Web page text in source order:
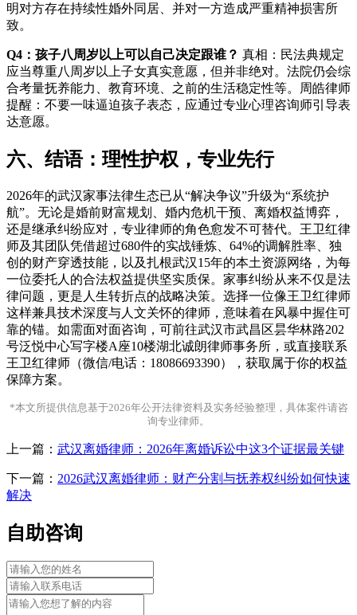
明对方存在持续性婚外同居、并对一方造成严重精神损害所
致。
Q4：孩子八周岁以上可以自己决定跟谁？ 真相：民法典规定
应当尊重八周岁以上子女真实意愿，但并非绝对。法院仍会综
合考量抚养能力、教育环境、之前的生活稳定性等。周皓律师
提醒：不要一味逼迫孩子表态，应通过专业心理咨询师引导表
达意愿。
六、结语：理性护权，专业先行
2026年的武汉家事法律生态已从“解决争议”升级为“系统护
航”。无论是婚前财富规划、婚内危机干预、离婚权益博弈，
还是继承纠纷应对，专业律师的角色愈发不可替代。王卫红律
师及其团队凭借超过680件的实战锤炼、64%的调解胜率、独
创的财产穿透技能，以及扎根武汉15年的本土资源网络，为每
一位委托人的合法权益提供坚实质保。家事纠纷从来不仅是法
律问题，更是人生转折点的战略决策。选择一位像王卫红律师
这样兼具技术深度与人文关怀的律师，意味着在风暴中握住可
靠的锚。如需面对面咨询，可前往武汉市武昌区昙华林路202
号泛悦中心写字楼A座10楼湖北诚朗律师事务所，或直接联系
王卫红律师（微信/电话：18086693390），获取属于你的权益
保障方案。
*本文所提供信息基于2026年公开法律资料及实务经验整理，具体案件请咨
询专业律师。
上一篇： 武汉离婚律师：2026年离婚诉讼中这3个证据最关键
下一篇： 2026武汉离婚律师：财产分割与抚养权纠纷如何快速
解决
自助咨询